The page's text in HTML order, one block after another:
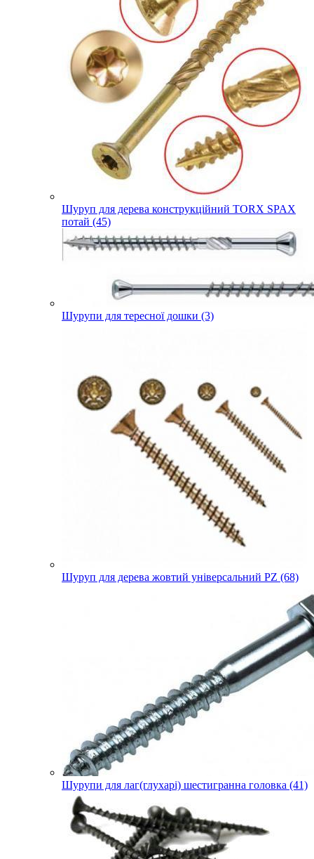
Шуруп для дерева конструкційний TORX SPAX
потай (45)
Шурупи для тересної дошки (3)
Шуруп для дерева жовтий універсальний PZ (68)
Шурупи для лаг(глухарі) шестигранна головка (41)